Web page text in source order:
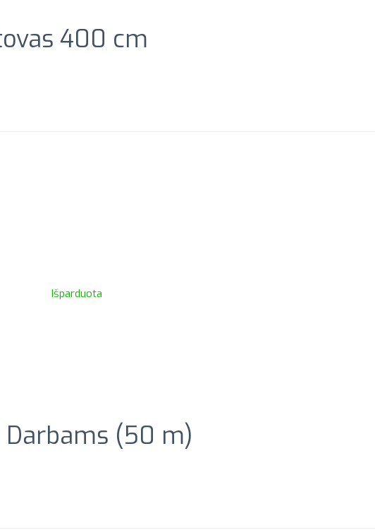
400 cm
Išparduota
(50 m)